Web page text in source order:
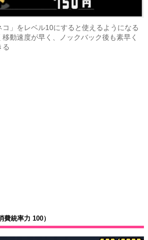
」をレベル10にすると使えるようになる
動速度が早く、ノックバック後も素早く
る
費統率力 100）